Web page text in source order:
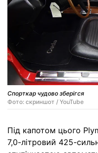
Спорткар чудово зберігся
Фото: скриншот / YouTube
Під капотом цього
7,0-літровий 425-